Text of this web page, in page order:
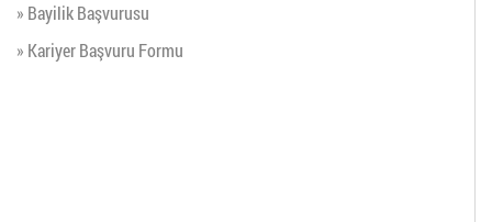
» Bayilik Başvurusu
» Kariyer Başvuru Formu